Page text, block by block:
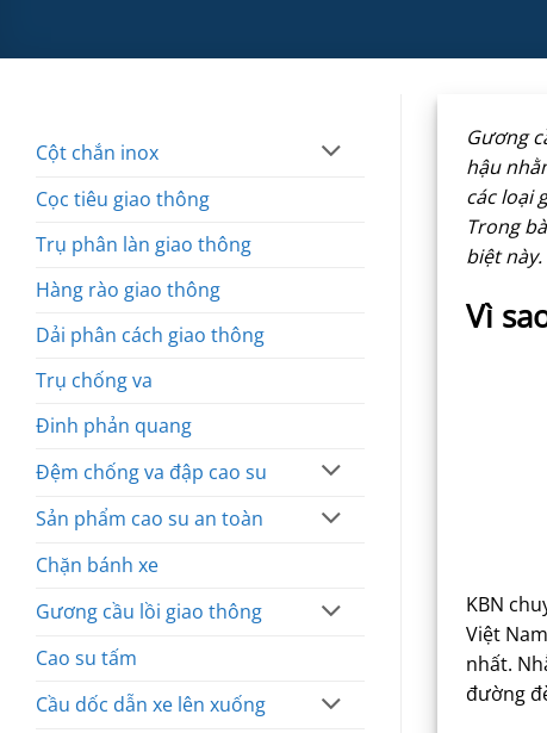
Cột chắn inox
Cọc tiêu giao thông
Trụ phân làn giao thông
Hàng rào giao thông
Dải phân cách giao thông
Trụ chống va
Đinh phản quang
Đệm chống va đập cao su
Sản phẩm cao su an toàn
Chặn bánh xe
Gương cầu lồi giao thông
Cao su tấm
Cầu dốc dẫn xe lên xuống
Gương
hậu
các loại
Trong
biệt này.
Vì
KBN
Việt
nhất.
đường